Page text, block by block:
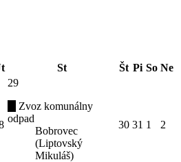
St Št Pi So Ne
29
Zvoz komunálny
odpad
Bobrovec
(Liptovský
Mikuláš)
30 31 1 2